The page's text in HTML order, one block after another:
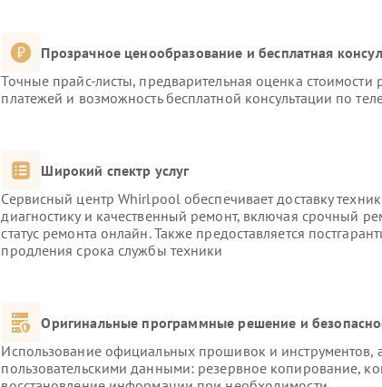
Прозрачное ценообразование и бесплатная
Точные прайс-листы, предварительная оценка стоимости
платежей и возможность бесплатной консультации по
Широкий спектр услуг
Сервисный центр Whirlpool обеспечивает доставку
диагностику и качественный ремонт, включая срочный
статус ремонта онлайн. Также предоставляется
продления срока службы техники
Оригинальные программные решение и
Использование официальных прошивок и инструментов,
пользовательскими данными: резервное копирование,